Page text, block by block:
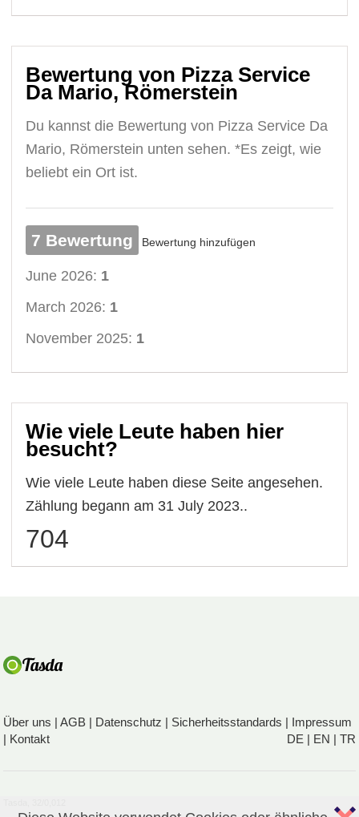
Bewertung von Pizza Service
Da Mario, Römerstein
Du kannst die Bewertung von Pizza Service Da
Mario, Römerstein unten sehen. *Es zeigt, wie
beliebt ein Ort ist.
7 Bewertung Bewertung hinzufügen
June 2026: 1
March 2026: 1
November 2025: 1
Wie viele Leute haben hier
besucht?
Wie viele Leute haben diese Seite angesehen.
Zählung begann am 31 July 2023..
704
Über uns |AGB | Datenschutz | Sicherheitsstandards | Impressum
| Kontakt DE | EN | TR